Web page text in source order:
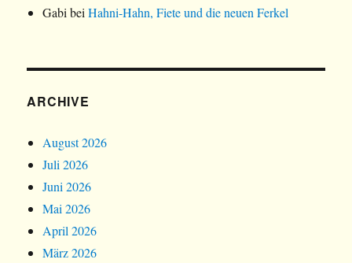
GabibeiHahni-Hahn, Fiete und die neuen Ferkel
ARCHIVE
August 2026
Juli 2026
Juni 2026
Mai 2026
April 2026
März 2026